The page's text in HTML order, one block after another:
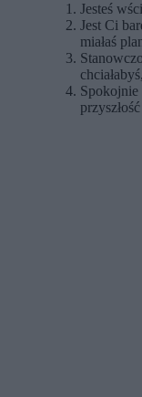
Jesteś
Jest Ci
miałaś
Spokojnie